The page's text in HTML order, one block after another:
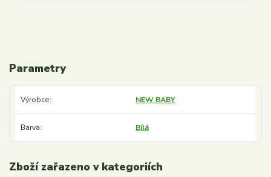
Parametry
Výrobce NEW BABY
Barva Bílá
Zboží zařazeno v kategoriích